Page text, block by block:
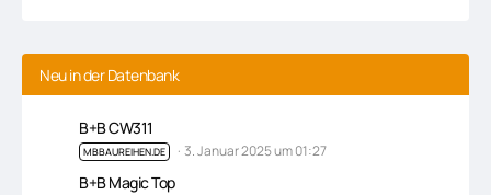
Neu in der Datenbank
B+B CW311
MBBAUREIHEN.DE 3. Januar 2025 um 01:27
B+B Magic Top